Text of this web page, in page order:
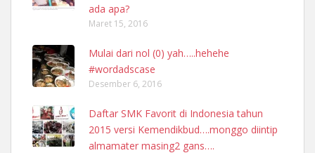
ada apa?
Maret 15, 2016
Mulai dari nol (0) yah…..hehehe
#wordadscase
Desember 6, 2016
Daftar SMK Favorit di Indonesia tahun
2015 versi Kemendikbud….monggo diintip
almamater masing2 gans….